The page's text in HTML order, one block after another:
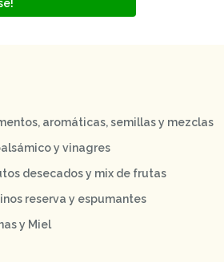
aromáticas, semillas y mezclas
y vinagres
desecados y mix de frutas
reserva y espumantes
y Miel